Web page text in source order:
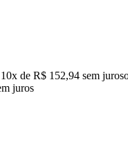
de R$ 152,94 sem juros
juros